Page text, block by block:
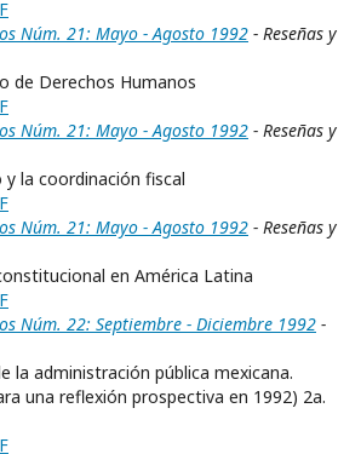
Núm. 21: Mayo - Agosto 1992 - Reseñas y
de Derechos Humanos
Núm. 21: Mayo - Agosto 1992 - Reseñas y
y la coordinación fiscal
Núm. 21: Mayo - Agosto 1992 - Reseñas y
en América Latina
Núm. 22: Septiembre - Diciembre 1992 -
la administración pública mexicana.
una reflexión prospectiva en 1992) 2a.